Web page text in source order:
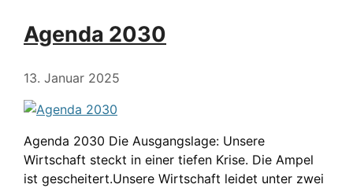
Agenda 2030
13. Januar 2025
Agenda 2030 Die Ausgangslage: Unsere
Wirtschaft steckt in einer tiefen Krise. Die Ampel
ist gescheitert.Unsere Wirtschaft leidet unter zwei